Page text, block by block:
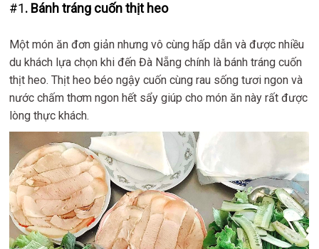
#1. Bánh tráng cuốn thịt heo
Một món ăn đơn giản nhưng vô cùng hấp dẫn và được nhiều
du khách lựa chọn khi đến Đà Nẵng chính là bánh tráng cuốn
thịt heo. Thịt heo béo ngậy cuốn cùng rau sống tươi ngon và
nước chấm thơm ngon hết sẩy giúp cho món ăn này rất được
lòng thực khách.